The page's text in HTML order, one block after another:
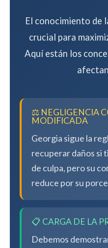
El conocimiento de
crucial para
Aquí están los
⚖️ NEGLIGENCIA
MODIFICADA
Georgia sigue la
recuperar daños si
de culpa, pero su
reduce por su
📋 CARGA DE LA
Debemos